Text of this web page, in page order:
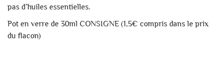
pas d’huiles essentielles.
Pot en verre de 30ml CONSIGNE (1,5€ compris dans le prix
du flacon)